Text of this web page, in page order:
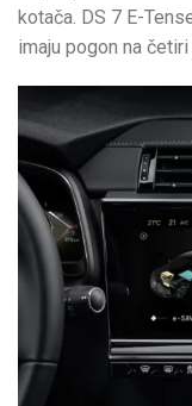
kotača. DS 7 E-
imaju pogon na četiri